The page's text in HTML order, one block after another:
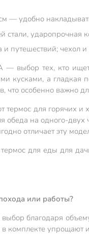
— удобно
ударопрочная
и путешествий; чехол
выбор тех, кто
кусками, а гладкая
что особенно важно
термос для горячих
на одного-
отличает эту
для еды для
или работы?
благодаря
комплекте упрощают